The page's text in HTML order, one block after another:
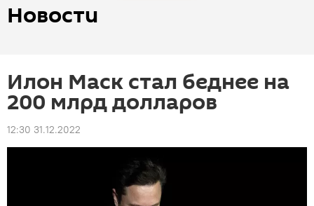
Новости
Илон Маск стал беднее на
200 млрд долларов
12:30 31.12.2022